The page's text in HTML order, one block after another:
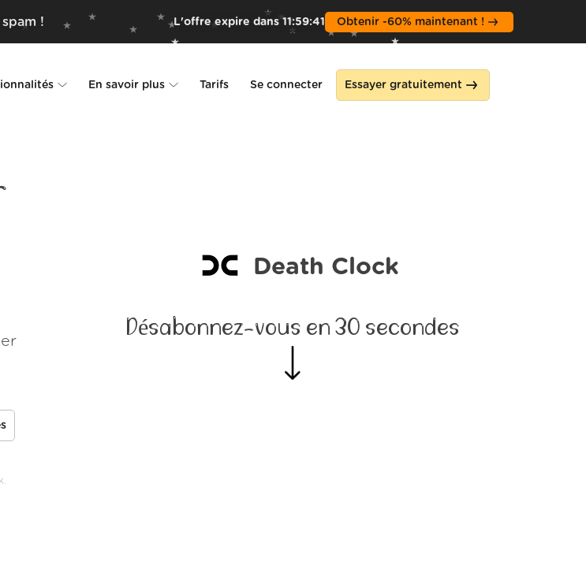
! L'offre expire dans 11:59:40 Obtenir -60% maintenant !
En savoir plus Tarifs Se connecter Essayer gratuitement
Death Clock
Désabonnez-vous en 30 secondes